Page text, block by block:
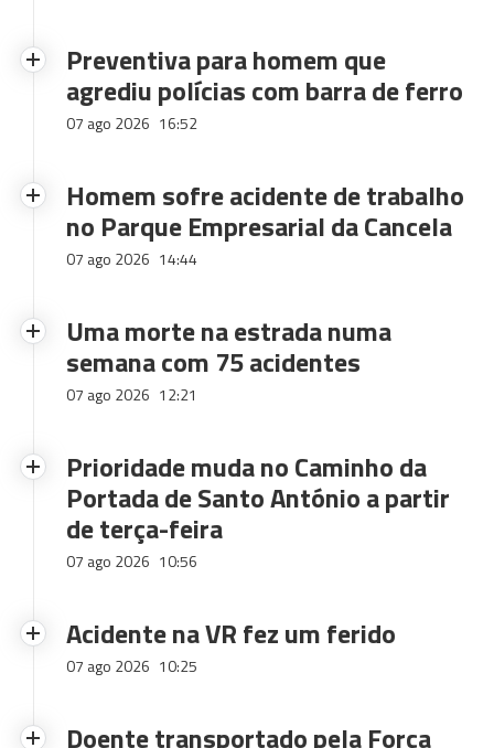
Preventiva para homem que
agrediu polícias com barra de ferro
07 ago 2026 16:52
Homem sofre acidente de trabalho
no Parque Empresarial da Cancela
07 ago 2026 14:44
Uma morte na estrada numa
semana com 75 acidentes
07 ago 2026 12:21
Prioridade muda no Caminho da
Portada de Santo António a partir
de terça-feira
07 ago 2026 10:56
Acidente na VR fez um ferido
07 ago 2026 10:25
Doente transportado pela Força